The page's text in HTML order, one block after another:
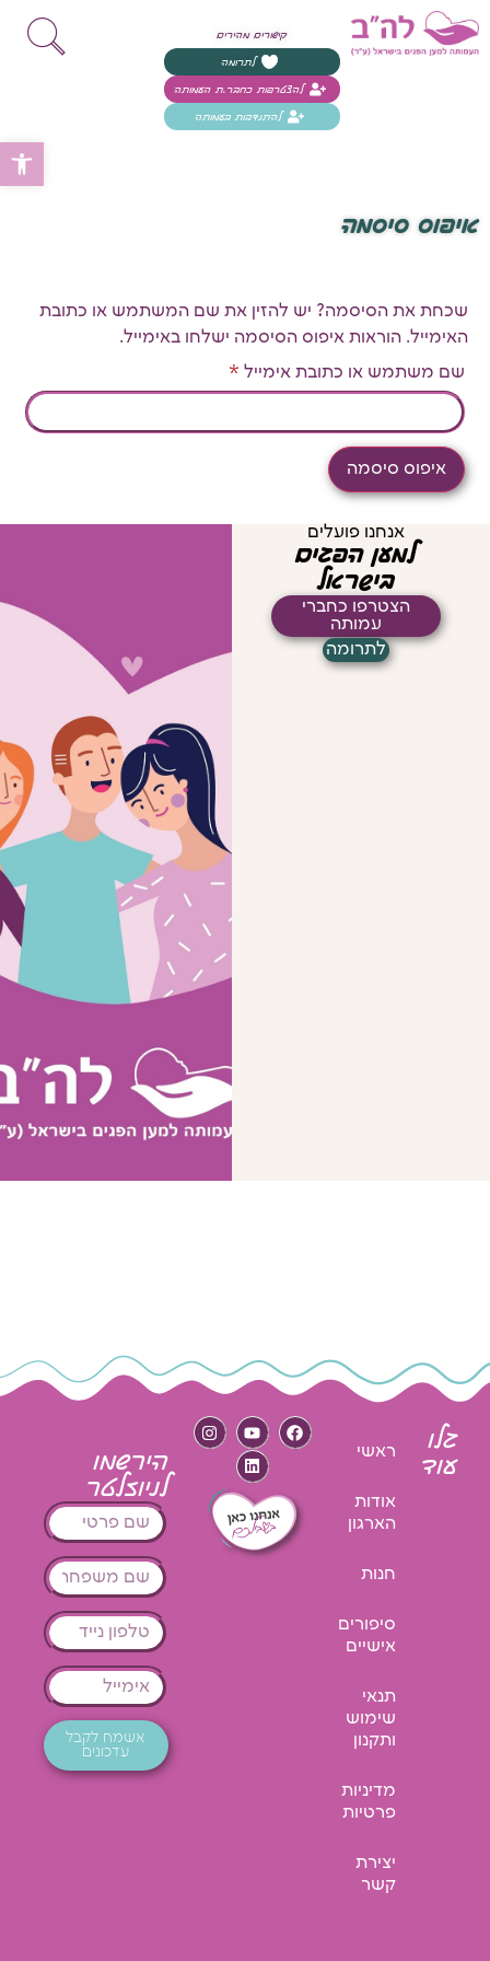
קישורים מהירים
לתרומה
להצטרפות כחבר.ת העמותה
להתנדבות בעמותה
איפוס סיסמה
שכחת את הסיסמה? יש להזין את שם המשתמש או כתובת
האימייל. הוראות איפוס הסיסמה ישלחו באימייל.
שם משתמש או כתובת אימייל *
איפוס סיסמה
אנחנו פועלים
למען הפגים
בישראל
הצטרפו כחברי
עמותה
לתרומה
גלו
עוד
ראשי
אודות
הארגון
חנות
סיפורים
אישיים
תנאי
שימוש
ותקנון
מדיניות
פרטיות
יצירת
קשר
הירשמו
לניוזלטר
אשמח לקבל
עדכונים